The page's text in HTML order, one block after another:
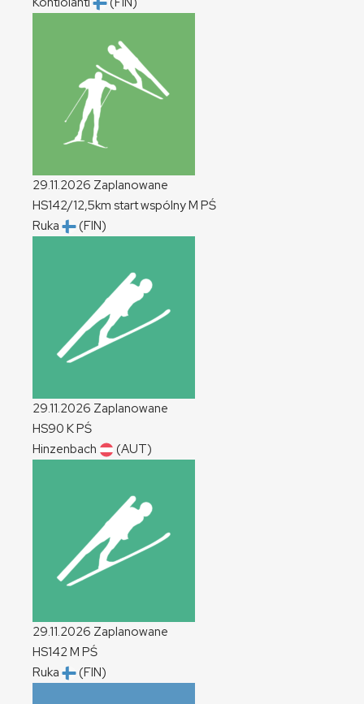
29.11.2026 Zaplanowane
HS142/12,5km start wspólnyM PŚ
Ruka
(FIN)
29.11.2026 Zaplanowane
HS90 KPŚ
Hinzenbach
(AUT)
29.11.2026 Zaplanowane
HS142M PŚ
Ruka
(FIN)